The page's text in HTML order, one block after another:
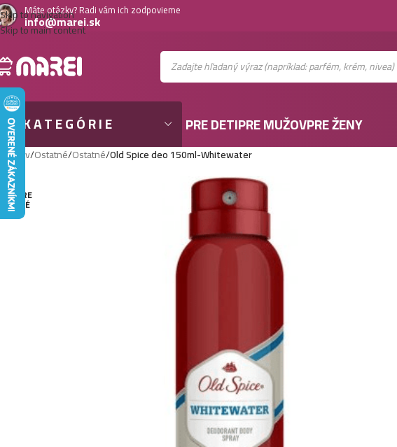
Skip to navigation
Skip to main content
Máte otázky? Radi vám ich zodpovieme
info@marei.sk
KATEGÓRIE PRE DETIPRE MUŽOVPRE ŽENY
Domov/Ostatné/Ostatné/Old Spice deo 150ml-Whitewater
VYPRE
DANÉ